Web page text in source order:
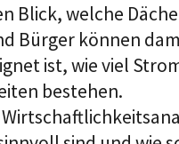
Blick, welche
Bürger können
ist, wie viel
bestehen.